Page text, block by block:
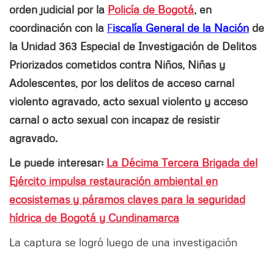
orden judicial por la Policía de Bogotá, en
coordinación con la Fiscalía General de la Nación de
la Unidad 363 Especial de Investigación de Delitos
Priorizados cometidos contra Niños, Niñas y
Adolescentes, por los delitos de acceso carnal
violento agravado, acto sexual violento y acceso
carnal o acto sexual con incapaz de resistir
agravado.
Le puede interesar: La Décima Tercera Brigada del
Ejército impulsa restauración ambiental en
ecosistemas y páramos claves para la seguridad
hídrica de Bogotá y Cundinamarca
La captura se logró luego de una investigación